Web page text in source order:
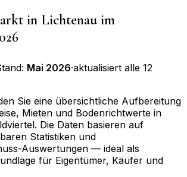
in Lichtenau im
Mai 2026·aktualisiert alle 12
Sie eine übersichtliche Aufbereitung
Mieten und Bodenrichtwerte in
. Die Daten basieren auf
Statistiken und
Auswertungen — ideal als
für Eigentümer, Käufer und